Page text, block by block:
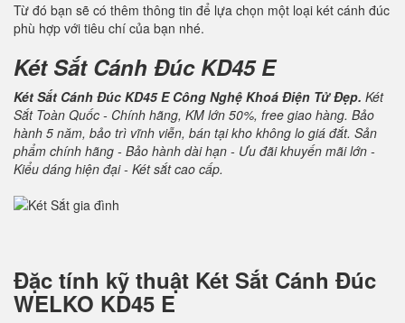
Từ đó bạn sẽ có thêm thông tin để lựa chọn một loại két cánh đúc
phù hợp với tiêu chí của bạn nhé.
Két Sắt Cánh Đúc KD45 E
Két Sắt Cánh Đúc KD45 E Công Nghệ Khoá Điện Tử Đẹp. Két
Sắt Toàn Quốc - Chính hãng, KM lớn 50%, free giao hàng. Bảo
hành 5 năm, bảo trì vĩnh viễn, bán tại kho không lo giá đắt. Sản
phẩm chính hãng - Bảo hành dài hạn - Ưu đãi khuyến mãi lớn -
Kiểu dáng hiện đại - Két sắt cao cấp.
Đặc tính kỹ thuật Két Sắt Cánh Đúc
WELKO KD45 E